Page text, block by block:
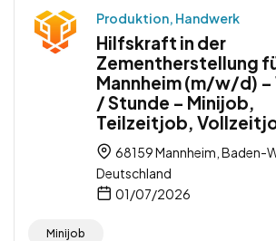
Produktion, Handwerk
Hilfskraft in der
Zementherstellung
Mannheim (m/w/d) –
/ Stunde – Minijob,
Teilzeitjob,
68159 Mannheim, Baden-
Deutschland
01/07/2026
Minijob